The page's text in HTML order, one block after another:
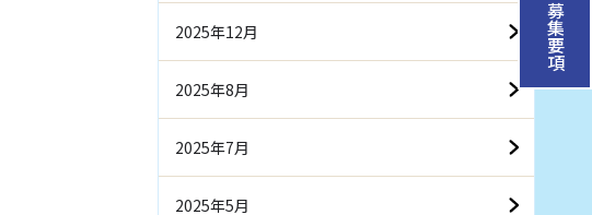
募集要項
2025年12月
2025年8月
2025年7月
2025年5月